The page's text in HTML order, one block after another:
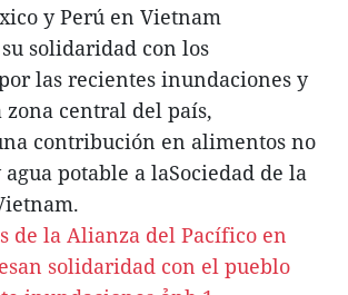
y Perú en Vietnam
solidaridad con los
las recientes inundaciones y
zona central del país,
contribución en alimentos no
potable a laSociedad de la